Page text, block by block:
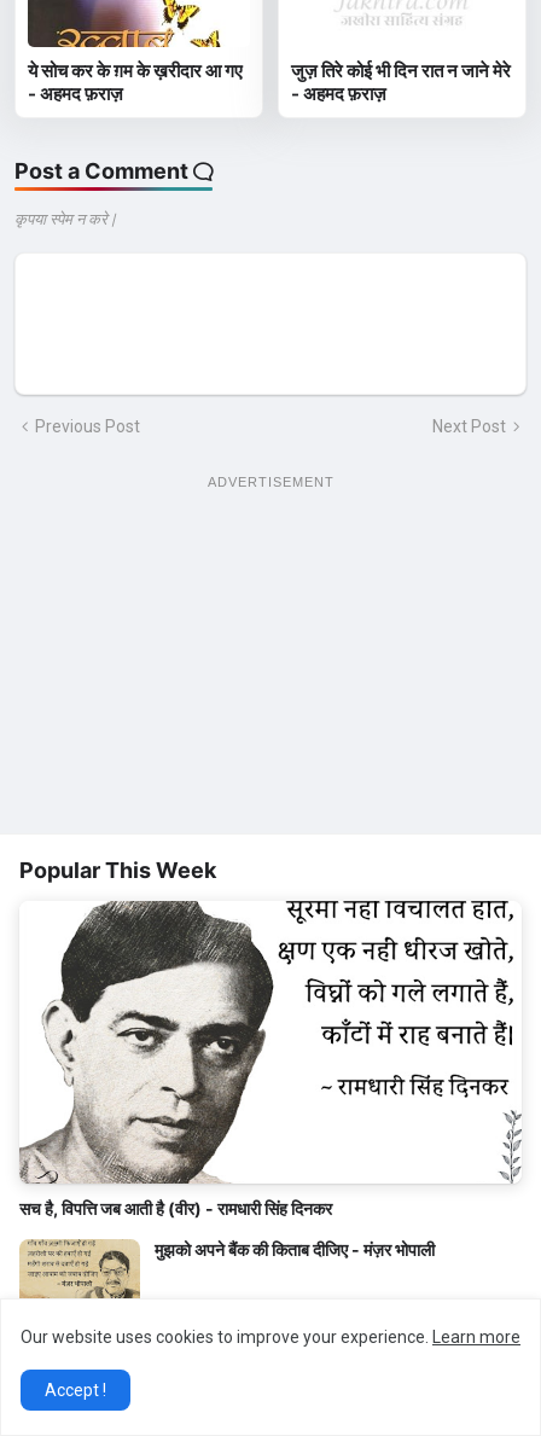
ये सोच कर के ग़म के ख़रीदार आ गए
- अहमद फ़राज़
जुज़ तिरे कोई भी दिन रात न जाने मेरे
- अहमद फ़राज़
Post a Comment
कृपया स्पेम न करे |
Previous Post Next Post
ADVERTISEMENT
Popular This Week
सच है, विपत्ति जब आती है (वीर) - रामधारी सिंह दिनकर
मुझको अपने बैंक की किताब दीजिए - मंज़र भोपाली
कारवा गुजर गया, गुबार देखते रहे - गोपालदास नीरज
Our website uses cookies to improve your experience. Learn more
Accept !